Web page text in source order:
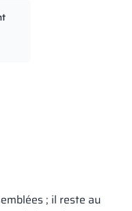
; il reste au